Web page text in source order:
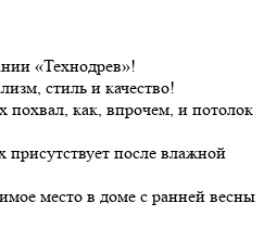
«Технодрев»!
стиль и качество!
похвал, как, впрочем, и потолок
после влажной
место в доме с ранней весны